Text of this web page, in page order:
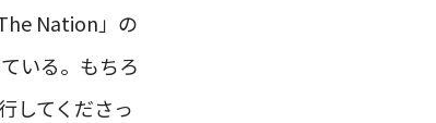
Nation」の
いる。もちろ
してくださっ